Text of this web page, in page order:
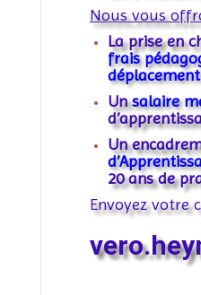
Nous vous
La prise en
frais
déplacement
Unsalaire
Un
20 ans de
Envoyez votre